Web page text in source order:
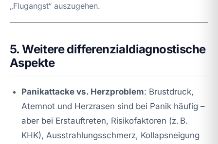
„Flugangst“ auszugehen.
5. Weitere differenzialdiagnostische
Aspekte
Panikattacke vs. Herzproblem: Brustdruck,
Atemnot und Herzrasen sind bei Panik häufig –
aber bei Erstauftreten, Risikofaktoren (z. B.
KHK), Ausstrahlungsschmerz, Kollapsneigung